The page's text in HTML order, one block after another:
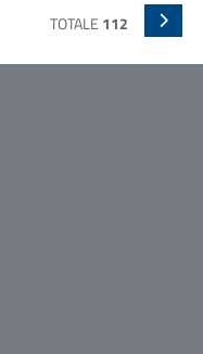
metalliche,
TOTALE 112